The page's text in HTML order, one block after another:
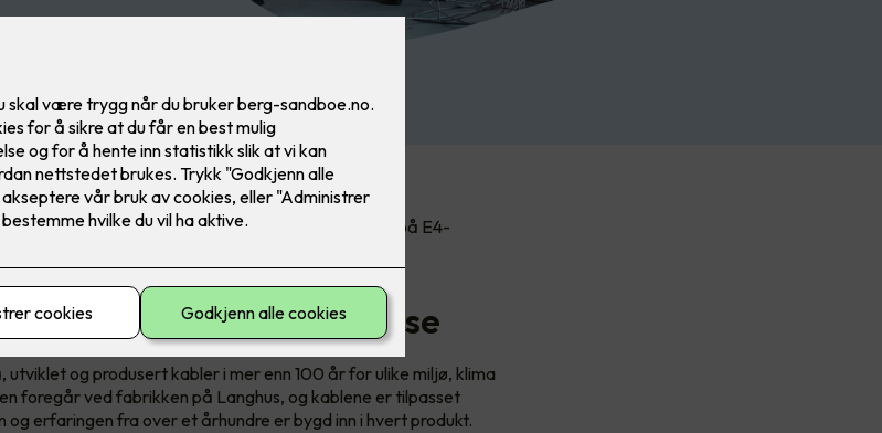
i Nexans’ nye serviceforpakning EASYpack og på E4-
MOB trommelstativ.
norsk kabelkompetanse
utviklet og produsert kabler i mer enn 100 år for ulike miljø, klima
foregår ved fabrikken på Langhus, og kablene er tilpasset
og erfaringen fra over et århundre er bygd inn i hvert produkt.